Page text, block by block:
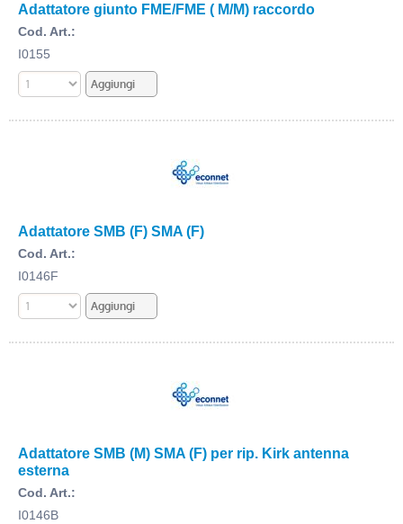
Adattatore giunto FME/FME ( M/M) raccordo
Cod. Art.:
I0155
Adattatore SMB (F) SMA (F)
Cod. Art.:
I0146F
Adattatore SMB (M) SMA (F) per rip. Kirk antenna
esterna
Cod. Art.:
I0146B